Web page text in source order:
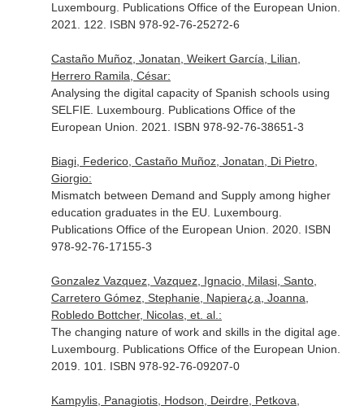
Luxembourg. Publications Office of the European Union.
2021. 122. ISBN 978-92-76-25272-6
Castaño Muñoz, Jonatan, Weikert García, Lilian,
Herrero Ramila, César:
Analysing the digital capacity of Spanish schools using
SELFIE. Luxembourg. Publications Office of the
European Union. 2021. ISBN 978-92-76-38651-3
Biagi, Federico, Castaño Muñoz, Jonatan, Di Pietro,
Giorgio:
Mismatch between Demand and Supply among higher
education graduates in the EU. Luxembourg.
Publications Office of the European Union. 2020. ISBN
978-92-76-17155-3
Gonzalez Vazquez, Vazquez, Ignacio, Milasi, Santo,
Carretero Gómez, Stephanie, Napiera¿a, Joanna,
Robledo Bottcher, Nicolas, et. al.:
The changing nature of work and skills in the digital age.
Luxembourg. Publications Office of the European Union.
2019. 101. ISBN 978-92-76-09207-0
Kampylis, Panagiotis, Hodson, Deirdre, Petkova,